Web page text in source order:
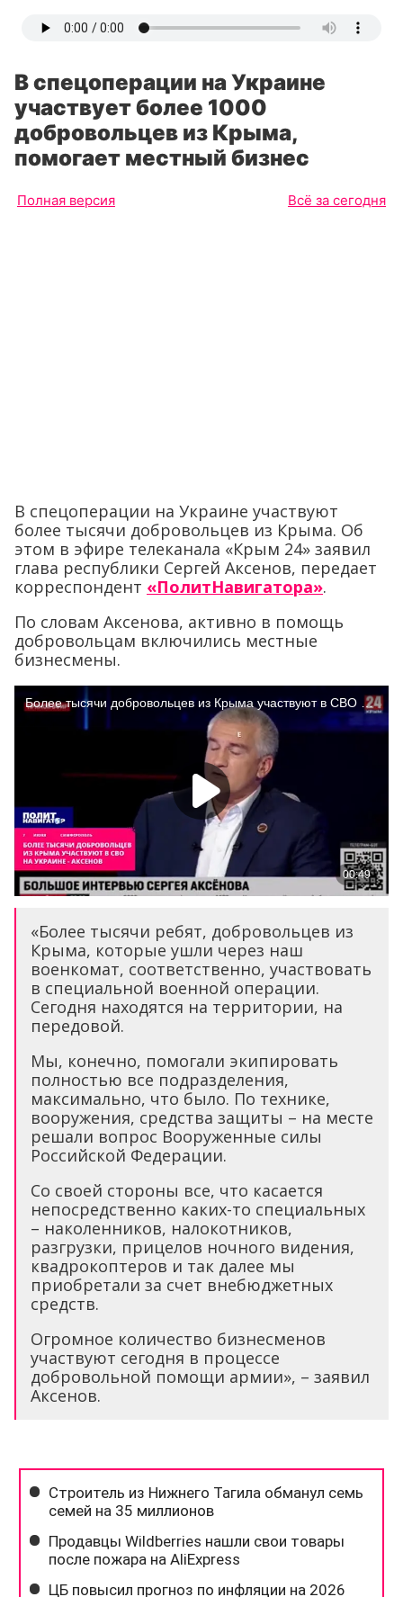
В спецоперации на Украине
участвует более 1000
добровольцев из Крыма,
помогает местный бизнес
Полная версия Всё за сегодня
В спецоперации на Украине участвуют
более тысячи добровольцев из Крыма. Об
этом в эфире телеканала «Крым 24» заявил
глава республики Сергей Аксенов, передает
корреспондент «ПолитНавигатора».
По словам Аксенова, активно в помощь
добровольцам включились местные
бизнесмены.
«Более тысячи ребят, добровольцев из
Крыма, которые ушли через наш
военкомат, соответственно, участвовать
в специальной военной операции.
Сегодня находятся на территории, на
передовой.
Мы, конечно, помогали экипировать
полностью все подразделения,
максимально, что было. По технике,
вооружения, средства защиты – на месте
решали вопрос Вооруженные силы
Российской Федерации.
Со своей стороны все, что касается
непосредственно каких-то специальных
– наколенников, налокотников,
разгрузки, прицелов ночного видения,
квадрокоптеров и так далее мы
приобретали за счет внебюджетных
средств.
Огромное количество бизнесменов
участвуют сегодня в процессе
добровольной помощи армии», – заявил
Аксенов.